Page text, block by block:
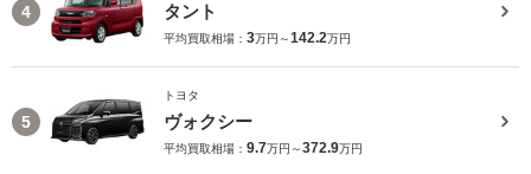
4 タント
平均買取相場： 3万円～142.2万円
5
トヨタ
ヴォクシー
平均買取相場： 9.7万円～372.9万円